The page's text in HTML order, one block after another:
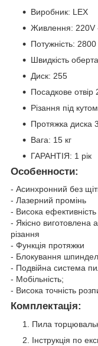
Виробник: LEX
Живлення: 220V
Потужність:
Швидкість
Диск: 255
Посадкове
Різання під
Протяжка диска
Вага: 15 кг
ГАРАНТІЯ: 1 рік
Особенности:
- Асинхронний без
- Лазерний промінь
- Висока ефективність
- Якісно виготовлена
різання
- Функція протяжки
- Блокування
- Подвійна система
- Мобільність;
- Висока точність
Комплектація:
Пила
Інструкція по